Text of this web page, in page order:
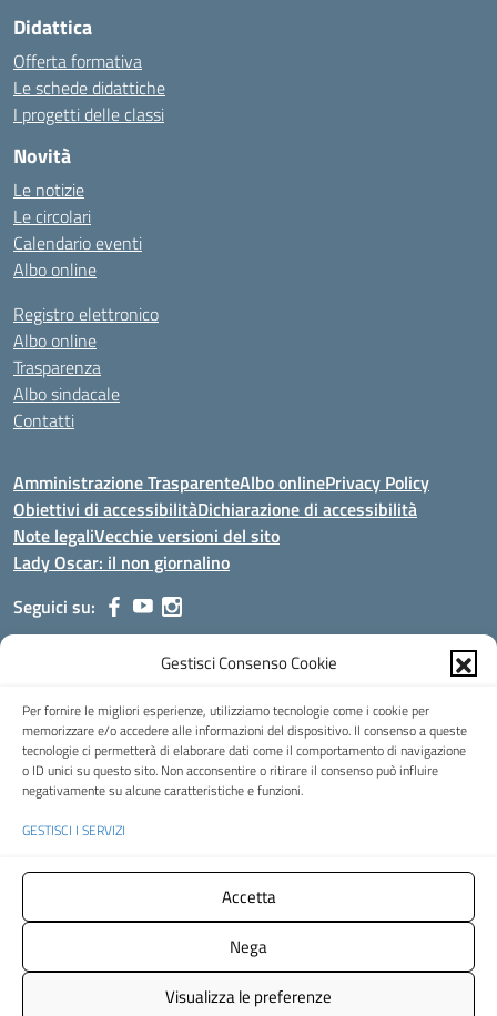
Gestisci Consenso Cookie
Per fornire le migliori esperienze, utilizziamo tecnologie come i cookie per
memorizzare e/o accedere alle informazioni del dispositivo. Il consenso a queste
tecnologie ci permetterà di elaborare dati come il comportamento di navigazione
o ID unici su questo sito. Non acconsentire o ritirare il consenso può influire
negativamente su alcune caratteristiche e funzioni.
GESTISCI I SERVIZI
Accetta
Nega
Visualizza le preferenze
Didattica
Offerta formativa
Le schede didattiche
I progetti delle classi
Novità
Le notizie
Le circolari
Calendario eventi
Albo online
Registro elettronico
Albo online
Trasparenza
Albo sindacale
Contatti
Amministrazione TrasparenteAlbo onlinePrivacy Policy
Obiettivi di accessibilitàDichiarazione di accessibilità
Note legaliVecchie versioni del sito
Lady Oscar: il non giornalino
Seguici su:
Viale Aldo Moro, 51 - 24021 Albino (Bg)
Posta elettronica certificata (PEC):bgis00900b@pec.istruzione.it
Codice fiscale: 95002390169
Codice meccanografico:BGIS00900B
Codice unico di fatturazione (CUF): UFMHLX
Spazio web concesso in uso gratuito daWeb3king, via Pertini 8 ALBINO
Concept & Design by Designers Italia
- Versione del tema: